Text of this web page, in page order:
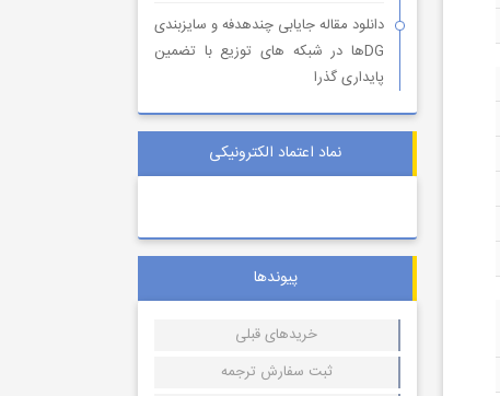
دانلود مقاله جایابی چندهدفه و سایزبندی
DGها در شبکه های توزیع با تضمین
پایداری گذرا
نماد اعتماد الکترونیکی
پیوندها
خریدهای قبلی
ثبت سفارش ترجمه